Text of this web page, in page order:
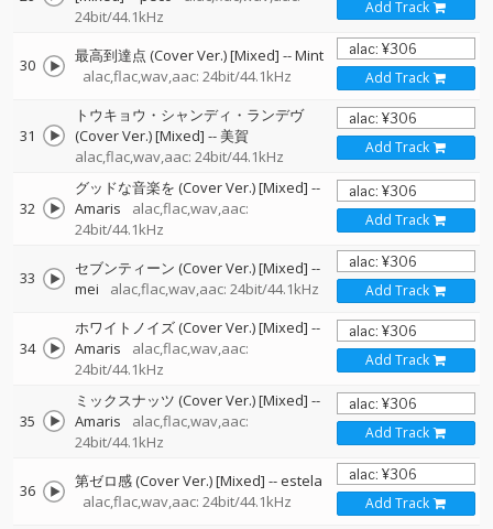
24bit/44.1kHz
Add Track
30 最高到達点 (Cover Ver.) [Mixed] --Mint
alac,flac,wav,aac: 24bit/44.1kHz
Add Track
31
トウキョウ・シャンディ・ランデヴ
(Cover Ver.) [Mixed] --美賀
alac,flac,wav,aac: 24bit/44.1kHz
Add Track
32
グッドな音楽を (Cover Ver.) [Mixed] --
Amaris
alac,flac,wav,aac:
24bit/44.1kHz
Add Track
33 セブンティーン (Cover Ver.) [Mixed] --
mei
alac,flac,wav,aac: 24bit/44.1kHz Add Track
34
ホワイトノイズ (Cover Ver.) [Mixed] --
Amaris
alac,flac,wav,aac:
24bit/44.1kHz
Add Track
35
ミックスナッツ (Cover Ver.) [Mixed] --
Amaris
alac,flac,wav,aac:
24bit/44.1kHz
Add Track
36 第ゼロ感 (Cover Ver.) [Mixed] --estela
alac,flac,wav,aac: 24bit/44.1kHz
Add Track